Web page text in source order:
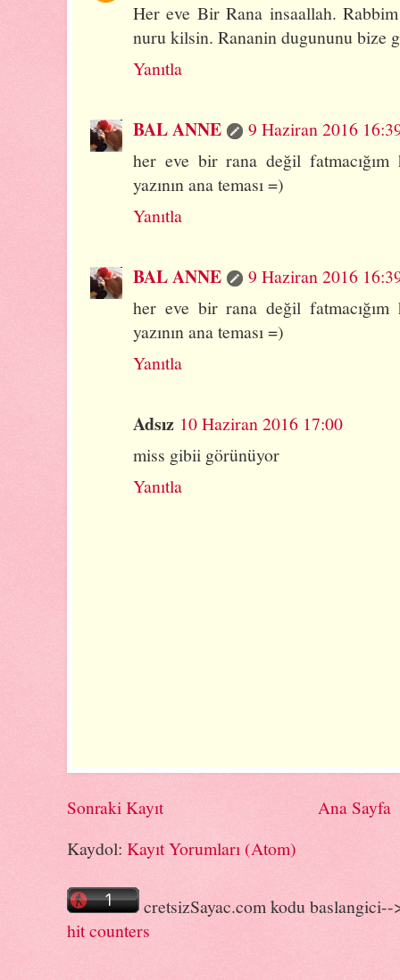
Her eve Bir Rana insaallah.
nuru kilsin. Rananin dugununu bize
Yanıtla
BAL ANNE
9 Haziran 2016
her eve bir rana değil
yazının ana teması =)
Yanıtla
BAL ANNE
9 Haziran 2016
her eve bir rana değil
yazının ana teması =)
Yanıtla
Adsız 10 Haziran 2016 17:00
miss gibii görünüyor
Yanıtla
Sonraki Kayıt Ana Sayfa
Kaydol: Kayıt Yorumları (Atom)
cretsizSayac.com kodu baslangici--
hit counters